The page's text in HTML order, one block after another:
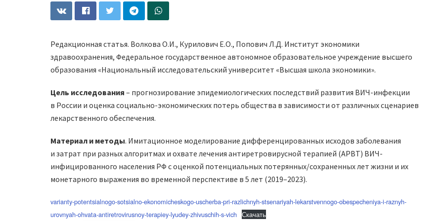
Редакционная статья. Волкова О.И., Курилович Е.О., Попович Л.Д. Институт экономики
здравоохранения, Федеральное государственное автономное образовательное учреждение высшего
образования «Национальный исследовательский университет «Высшая школа экономики».
Цель исследования – прогнозирование эпидемиологических последствий развития ВИЧ-инфекции
в России и оценка социально-экономических потерь общества в зависимости от различных сценариев
лекарственного обеспечения.
Материал и методы. Имитационное моделирование дифференцированных исходов заболевания
и затрат при разных алгоритмах и охвате лечения антиретровирусной терапией (АРВТ) ВИЧ-
инфицированного населения РФ с оценкой потенциальных потерянных/сохраненных лет жизни и их
монетарного выражения во временной перспективе в 5 лет (2019–2023).
varianty-potentsialnogo-sotsialno-ekonomicheskogo-uscherba-pri-razlichnyh-stsenariyah-lekarstvennogo-obespecheniya-i-raznyh-
urovnyah-ohvata-antiretrovirusnoy-terapiey-lyudey-zhivuschih-s-vich Скачать